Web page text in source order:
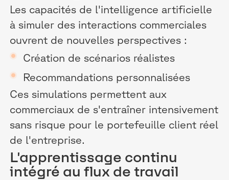
Les capacités de l'intelligence artificielle
à simuler des interactions commerciales
ouvrent de nouvelles perspectives :
Création de scénarios réalistes
Recommandations personnalisées
Ces simulations permettent aux
commerciaux de s'entraîner intensivement
sans risque pour le portefeuille client réel
de l'entreprise.
L'apprentissage continu
intégré au flux de travail